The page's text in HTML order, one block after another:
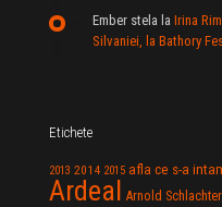
Ember stela la Irina
Silvaniei, la Bathory
Etichete
2013 2014 2015 afla ce s-a
Ardeal Arnold Schlachter